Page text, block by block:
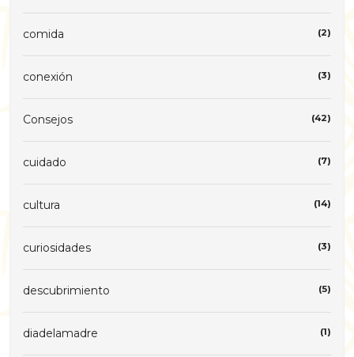
comida (2)
conexión (3)
Consejos (42)
cuidado (7)
cultura (14)
curiosidades (3)
descubrimiento (5)
diadelamadre (1)